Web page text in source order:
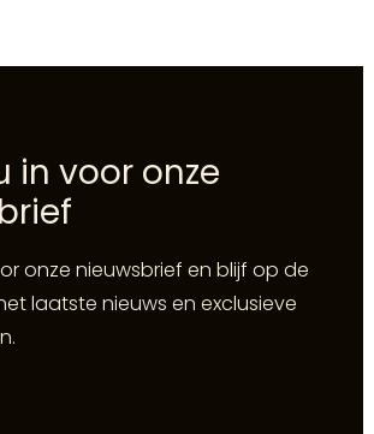
in voor onze
onze nieuwsbrief en blijf op de
laatste nieuws en exclusieve